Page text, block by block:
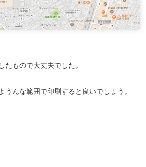
たもので大丈夫でした。
うんな範囲で印刷すると良いでしょう。